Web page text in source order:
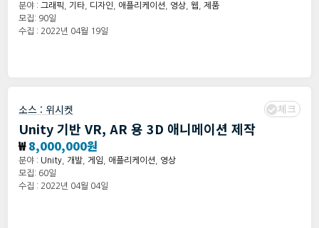
분야 : 그래픽 기타 디자인 애플리케이션 영상 웹
제품
모집: 90일
수집 : 2022년 04월 19일
소스 : 위시켓 체크
Unity 기반 VR, AR 용 3D 애니메이션 제작
₩8,000,000원
분야 : Unity 개발 게임 애플리케이션
영상
모집: 60일
수집 : 2022년 04월 04일